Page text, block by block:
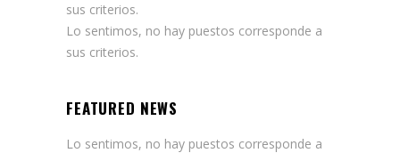
sus criterios.
Lo sentimos, no hay puestos corresponde a
sus criterios.
FEATURED NEWS
Lo sentimos, no hay puestos corresponde a